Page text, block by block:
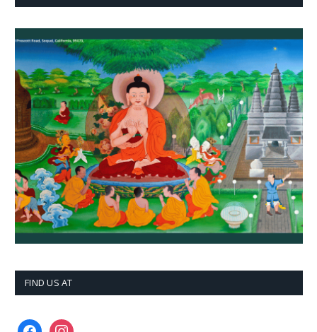
FIND US AT
facebookinstagram